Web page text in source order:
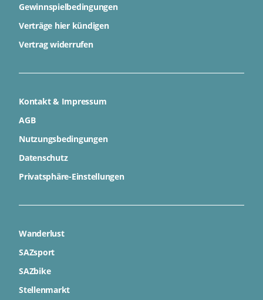
Gewinnspielbedingungen
Verträge hier kündigen
Vertrag widerrufen
Kontakt & Impressum
AGB
Nutzungsbedingungen
Datenschutz
Privatsphäre-Einstellungen
Wanderlust
SAZsport
SAZbike
Stellenmarkt